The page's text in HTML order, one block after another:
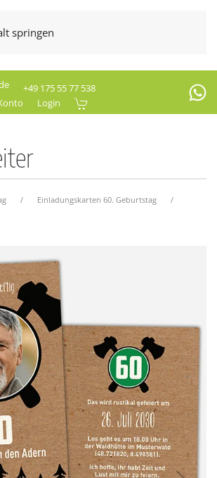
springen
+49 175 55 77 538
Login
Einladungskarten 60. Geburtstag